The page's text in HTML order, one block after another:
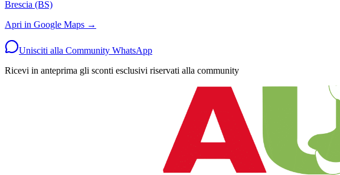
Brescia (BS)
Apri in Google Maps →
Unisciti alla Community WhatsApp
Ricevi in anteprima gli sconti esclusivi riservati alla community